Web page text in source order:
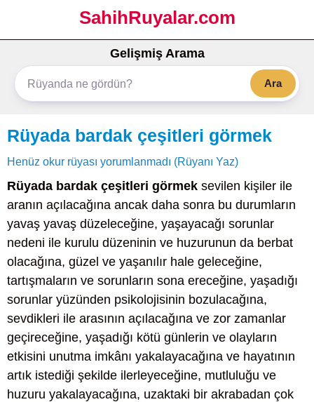
SahihRuyalar.com
Gelişmiş Arama
Ara
Rüyada bardak çeşitleri görmek
Henüz okur rüyası yorumlanmadı (Rüyanı Yaz)
Rüyada bardak çeşitleri görmek sevilen kişiler ile
aranın açılacağına ancak daha sonra bu durumların
yavaş yavaş düzeleceğine, yaşayacağı sorunlar
nedeni ile kurulu düzeninin ve huzurunun da berbat
olacağına, güzel ve yaşanılır hale geleceğine,
tartışmaların ve sorunların sona ereceğine, yaşadığı
sorunlar yüzünden psikolojisinin bozulacağına,
sevdikleri ile arasının açılacağına ve zor zamanlar
geçireceğine, yaşadığı kötü günlerin ve olayların
etkisini unutma imkânı yakalayacağına ve hayatının
artık istediği şekilde ilerleyeceğine, mutluluğu ve
huzuru yakalayacağına, uzaktaki bir akrabadan çok